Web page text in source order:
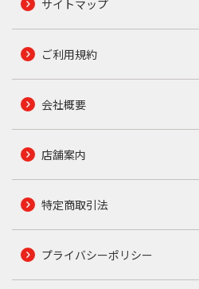
サイトマップ
ご利用規約
会社概要
店舗案内
特定商取引法
プライバシーポリシー